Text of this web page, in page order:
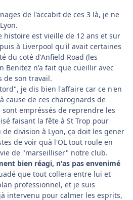
de l'accabit de ces 3 là, je ne
histoire est vieille de 12 ans et sur
à Liverpool qu'il avait certaines
du coté d'Anfield Road (les
Benitez n'a fait que cueillir avec
de son travail.
je dis bien l'affaire car ce n'en
cause de ces charognards de
empréssés de reprendre les
faisant la fête à St Trop pour
division à Lyon, ça doit les gener
de voir quà l'OL tout roule en
de "marseilliser" notre club.
bien réagi, n'as pas envenimé
que tout collera entre lui et
professionnel, et je suis
intervenu pour calmer les esprits,